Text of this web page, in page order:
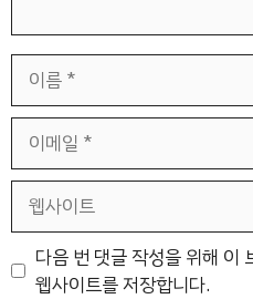
일
트
다음 번 댓글 작성을 위해 이
웹사이트를 저장합니다.